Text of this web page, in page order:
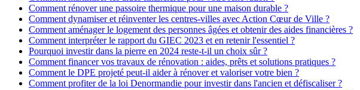
Comment rénover une passoire thermique pour une maison durable ?
Comment dynamiser et réinventer les centres-villes avec Action Cœur de Ville ?
Comment aménager le logement des personnes âgées et obtenir des aides financières ?
Comment interpréter le rapport du GIEC 2023 et en retenir l'essentiel ?
Pourquoi investir dans la pierre en 2024 reste-t-il un choix sûr ?
Comment financer vos travaux de rénovation : aides, prêts et solutions pratiques ?
Comment le DPE projeté peut-il aider à rénover et valoriser votre bien ?
Comment profiter de la loi Denormandie pour investir dans l'ancien et défiscaliser ?